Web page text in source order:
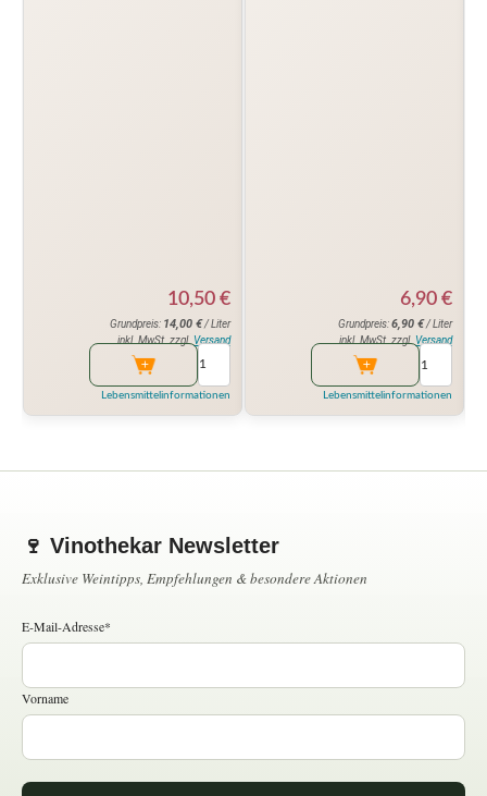
10,50 €
Grundpreis: 14,00 €/ Liter
inkl. MwSt. zzgl. Versand
Lebensmittelinformationen
6,90 €
Grundpreis:6,90 €/ Liter
inkl. MwSt. zzgl. Versand
Lebensmittelinformationen
🍷 Vinothekar Newsletter
Exklusive Weintipps, Empfehlungen & besondere Aktionen
E-Mail-Adresse*
Vorname